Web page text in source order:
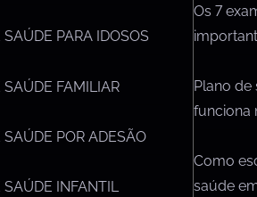
SAÚDE PARA IDOSOS
SAÚDE FAMILIAR
SAÚDE POR ADESÃO
SAÚDE INFANTIL
Os 7
Plano de
funciona
Como
saúde